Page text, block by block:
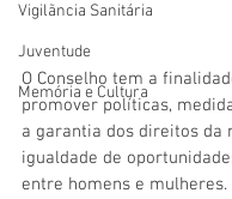
Vigilãncia Sanitária
Juventude
Memória e Cultura
O Conselho tem a
promover políticas,
a garantia dos direitos da
igualdade de
entre homens e mulheres.